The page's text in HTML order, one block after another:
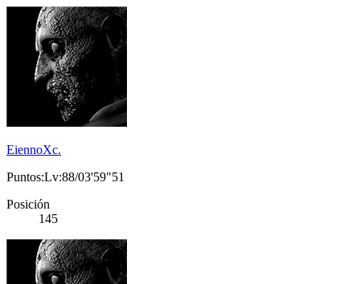
EiennoXc.
Puntos:Lv:88/03'59"51
Posición
145